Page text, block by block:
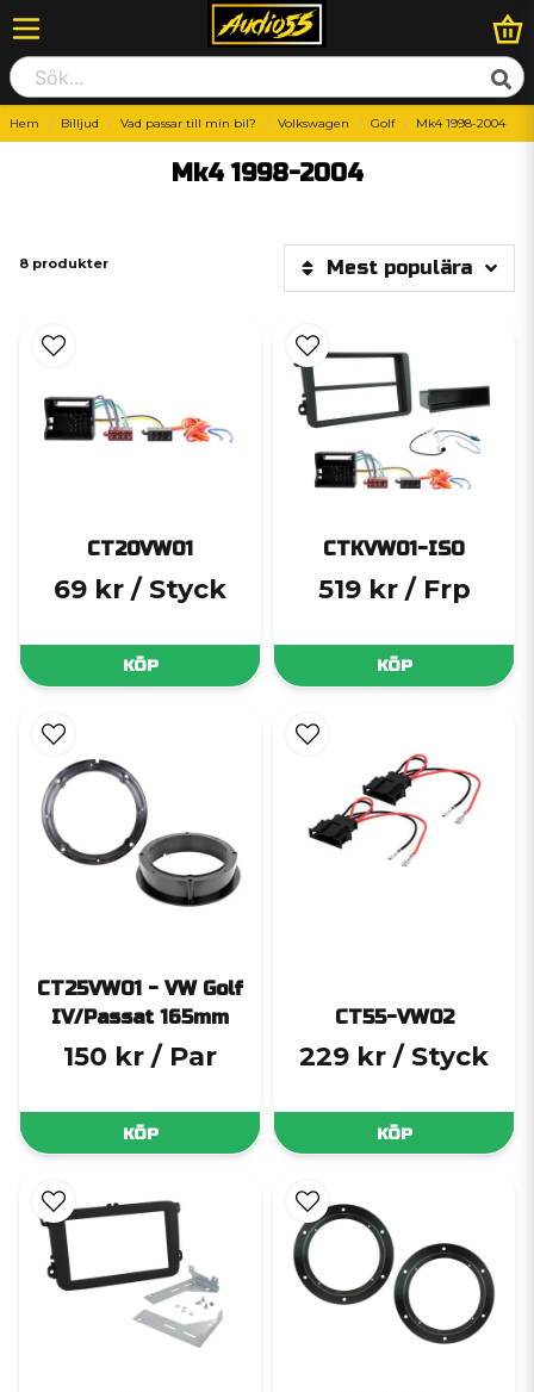
Hem Billjud Vad passar till min bil? Volkswagen Golf Mk4 1998-2004
Mk4 1998-2004
8 produkter Mest populära
CT20VW01
69 kr / Styck
KÖP
CTKVW01-ISO
519 kr / Frp
KÖP
CT25VW01 - VW Golf
IV/Passat 165mm
150 kr / Par
KÖP
CT55-VW02
229 kr / Styck
KÖP